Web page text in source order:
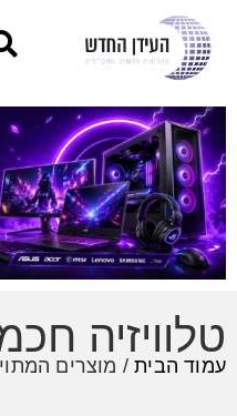
טלוויזיה
עמוד הבית/ מוצרים